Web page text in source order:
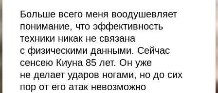
Больше всего меня воодушевляет
понимание, что эффективность
техники никак не связана
с физическими данными. Сейчас
сенсею Киуна 85 лет. Он уже
не делает ударов ногами, но до сих
пор от его атак невозможно